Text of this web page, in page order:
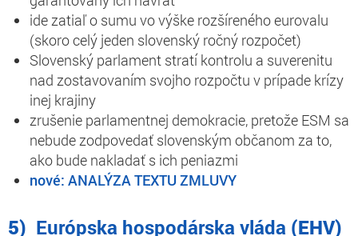
ide zatiaľ o sumu vo výške rozšíreného eurovalu
(skoro celý jeden slovenský ročný rozpočet)
Slovenský parlament stratí kontrolu a suverenitu
nad zostavovaním svojho rozpočtu v prípade krízy
inej krajiny
zrušenie parlamentnej demokracie, pretože ESM sa
nebude zodpovedať slovenským občanom za to,
ako bude nakladať s ich peniazmi
nové: ANALÝZA TEXTU ZMLUVY
5) Európska hospodárska vláda (EHV)